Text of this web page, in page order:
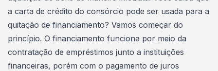
a carta de crédito do consórcio pode ser usada para a
quitação de financiamento? Vamos começar do
princípio. O financiamento funciona por meio da
contratação de empréstimos junto a instituições
financeiras, porém com o pagamento de juros